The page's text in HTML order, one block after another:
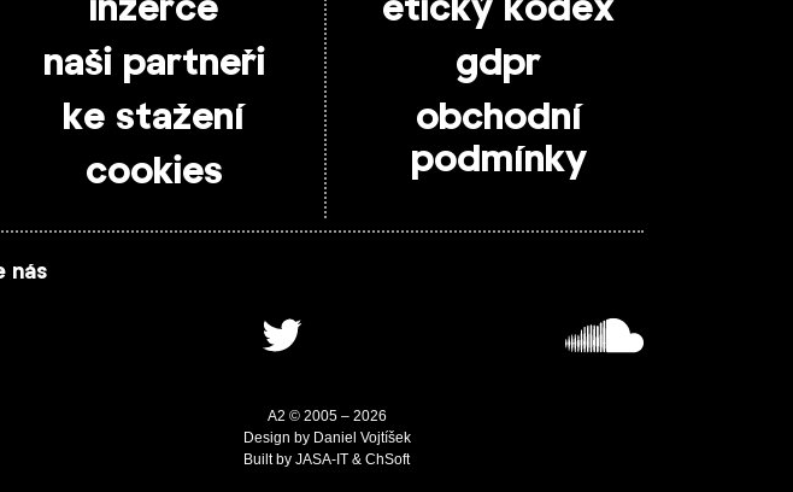
inzerce
naši partneři
ke stažení
cookies
etický kodex
gdpr
obchodní
podmínky
nás
A2 © 2005 – 2026
Design by Daniel Vojtíšek
Built by JASA-IT & ChSoft